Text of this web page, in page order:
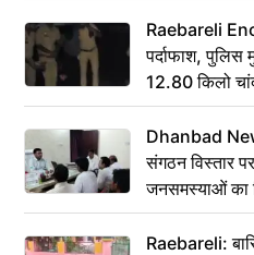
Raebareli
पर्दाफाश, पुलिस
12.80 किलो
Dhanbad
संगठन विस्तार
जनसमस्याओं का
Raebareli: